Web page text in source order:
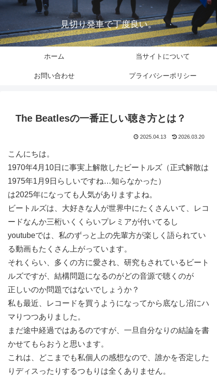
見切り発車で丁度良い。
ホーム 当サイトについて
お問い合わせ プライバシーポリシー
The Beatlesの一番正しい聴き方とは？
2025.04.13 2026.03.20
こんにちは。
1970年4月10日に事実上解散したビートルズ（正式解散は
1975年1月9日らしいですね…知らなかった）
は2025年になっても人気がありますよね。
ビートルズは、大好きな人が世界中にたくさんいて、レコ
ードなんか三桁いくくらいプレミアが付いてるし
youtubeでは、私のずっと上の先輩方が楽しく語られてい
る動画もたくさん上がっています。
それくらい、多くの方に愛され、研究もされているビート
ルズですが、結構問題になるのがどの音源で聴くのが
正しいのか問題ではないでしょうか？
私も最近、レコードを買うようになってから底なし沼にハ
マりつつありました。
まだ途中経過ではあるのですが、一旦自分なりの結論を書
かせてもらおうと思います。
これは、どこまでも私個人の感想なので、誰かを否定した
りディスったりするつもりは全くありません。